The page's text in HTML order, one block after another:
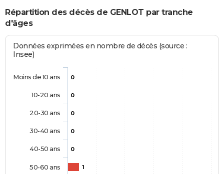
Répartition des décès de GENLOT par tranche
d'âges
Données exprimées en nombre de décès (source :
Insee)
0
0
0
0
0
1
Moins de 10 ans
10-20 ans
20-30 ans
30-40 ans
40-50 ans
50-60 ans